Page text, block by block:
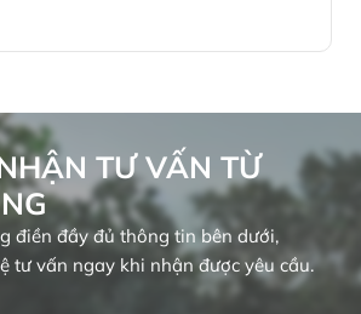
TƯ VẤN TỪ
điền đầy đủ thông tin bên dưới,
tư vấn ngay khi nhận được yêu cầu.